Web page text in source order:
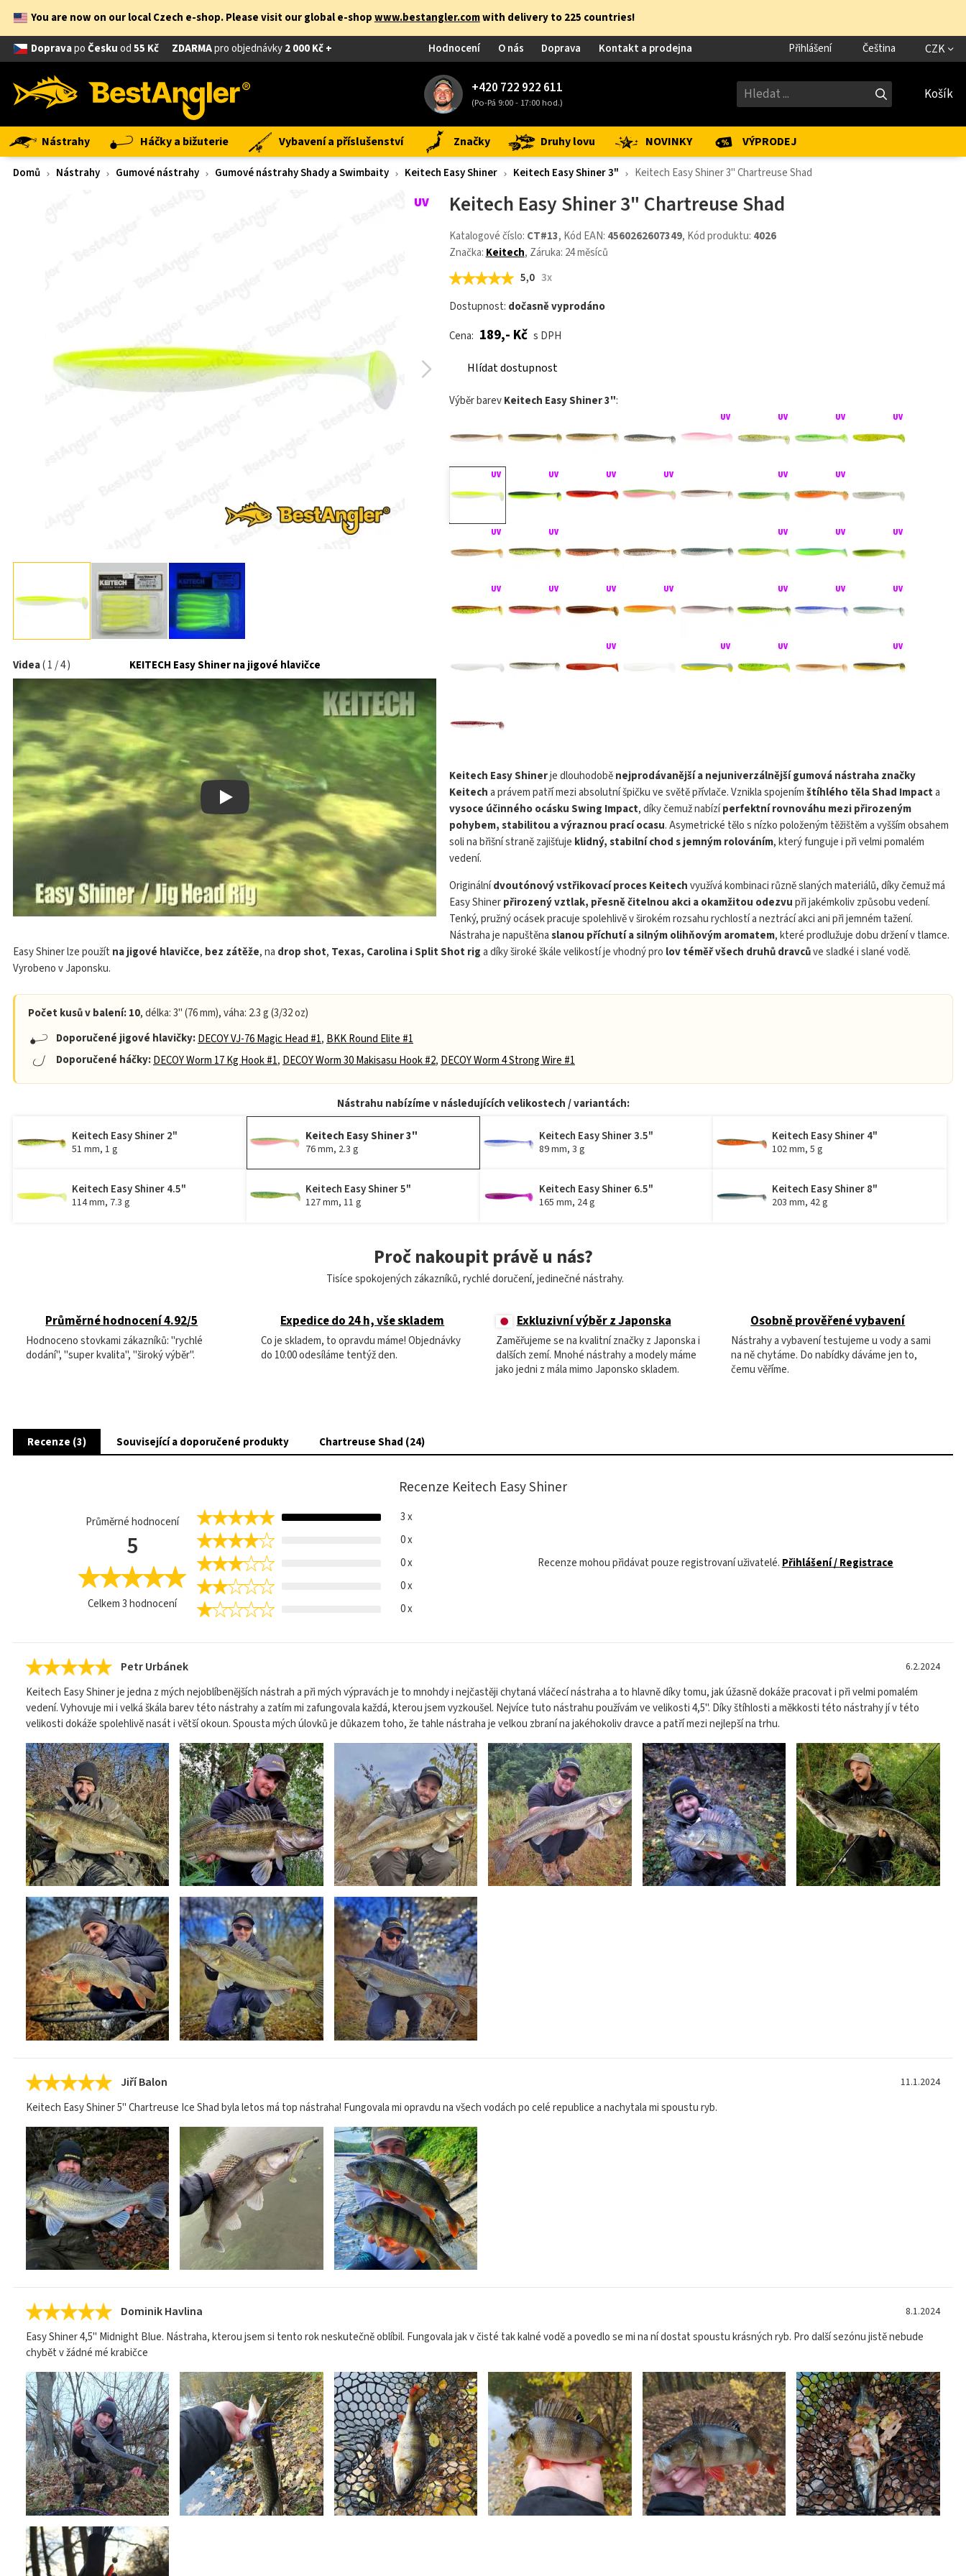
You are now on our local Czech e-shop. Please visit our global e-shopwww.bestangler.comwith delivery to 225 countries!
DopravapoČeskuod55 Kč ZDARMApro objednávky2 000 Kč + Hodnocení O nás Doprava Kontakt a prodejna Přihlášení Čeština CZK
+420 722 922 611
(Po-Pá 9:00 - 17:00 hod.) Košík
Nástrahy Háčky a bižuterie Vybavení a příslušenství Značky Druhy lovu NOVINKY VÝPRODEJ
Domů Nástrahy Gumové nástrahy Gumové nástrahy Shady a Swimbaity Keitech Easy Shiner Keitech Easy Shiner 3" Keitech Easy Shiner 3" Chartreuse Shad
Videa(1/4) KEITECH Easy Shiner na jigové hlavičce
Play
KEITECH Easy Shiner bez zátěže
Play
Keitech Easy Shiner 3" Chartreuse Shad
Katalogové číslo: CT#13, Kód EAN: 4560262607349, Kód produktu: 4026
Značka: Keitech, Záruka: 24 měsíců
5,0 3x
Dostupnost: dočasně vyprodáno
Cena: 189,- Kč s DPH
Hlídat dostupnost
Výběr barevKeitech Easy Shiner 3":
Keitech Easy Shinerje dlouhodoběnejprodávanější a nejuniverzálnější gumová nástraha značky
Keitecha právem patří mezi absolutní špičku ve světě přívlače. Vznikla spojenímštíhlého těla Shad Impacta
vysoce účinného ocásku Swing Impact, díky čemuž nabízíperfektní rovnováhu mezi přirozeným
pohybem, stabilitou a výraznou prací ocasu. Asymetrické tělo s nízko položeným těžištěm a vyšším obsahem
soli na břišní straně zajišťuje klidný, stabilní chod s jemným rolováním, který funguje i při velmi pomalém
vedení.
Originálnídvoutónový vstřikovací proces Keitechvyužívá kombinaci různě slaných materiálů, díky čemuž má
Easy Shinerpřirozený vztlak, přesně čitelnou akci a okamžitou odezvupři jakémkoliv způsobu vedení.
Tenký, pružný ocásek pracuje spolehlivě v širokém rozsahu rychlostí a neztrácí akci ani při jemném tažení.
Nástraha je napuštěnaslanou příchutí a silným olihňovým aromatem, které prodlužuje dobu držení v tlamce.
Easy Shiner lze použít na jigové hlavičce, bez zátěže, na drop shot, Texas, Carolina i Split Shot riga díky široké škále velikostí je vhodný pro lov téměř všech druhů dravcůve sladké i slané vodě.
Vyrobeno v Japonsku.
Počet kusů v balení: 10, délka: 3" (76 mm), váha: 2.3 g (3/32 oz)
Doporučené jigové hlavičky:DECOY VJ-76 Magic Head #1, BKK Round Elite #1
Doporučené háčky:DECOY Worm 17 Kg Hook #1, DECOY Worm 30 Makisasu Hook #2, DECOY Worm 4 Strong Wire #1
Nástrahu nabízíme v následujících velikostech / variantách:
Keitech Easy Shiner 2"
51 mm, 1 g
Keitech Easy Shiner 3"
76 mm, 2.3 g
Keitech Easy Shiner 3.5"
89 mm, 3 g
Keitech Easy Shiner 4"
102 mm, 5 g
Keitech Easy Shiner 4.5"
114 mm, 7.3 g
Keitech Easy Shiner 5"
127 mm, 11 g
Keitech Easy Shiner 6.5"
165 mm, 24 g
Keitech Easy Shiner 8"
203 mm, 42 g
Proč nakoupit právě u nás?
Tisíce spokojených zákazníků, rychlé doručení, jedinečné nástrahy.
Průměrné hodnocení 4.92/5
Hodnoceno stovkami zákazníků: "rychlé
dodání", "super kvalita", "široký výběr".
Expedice do 24 h, vše skladem
Co je skladem, to opravdu máme! Objednávky
do 10:00 odesíláme tentýž den.
Exkluzivní výběr z Japonska
Zaměřujeme se na kvalitní značky z Japonska i
dalších zemí. Mnohé nástrahy a modely máme
jako jedni z mála mimo Japonsko skladem.
Osobně prověřené vybavení
Nástrahy a vybavení testujeme u vody a sami
na ně chytáme. Do nabídky dáváme jen to,
čemu věříme.
Recenze (3) Související a doporučené produkty Chartreuse Shad (24)
Recenze Keitech Easy Shiner
Průměrné hodnocení
5
Celkem3hodnocení
3 x
0 x
0 x
0 x
0 x
Recenze mohou přidávat pouze registrovaní uživatelé. Přihlášení / Registrace
Petr Urbánek 6.2.2024
Keitech Easy Shiner je jedna z mých nejoblíbenějších nástrah a při mých výpravách je to mnohdy i nejčastěji chytaná vláčecí nástraha a to hlavně díky tomu, jak úžasně dokáže pracovat i při velmi pomalém
vedení. Vyhovuje mi i velká škála barev této nástrahy a zatím mi zafungovala každá, kterou jsem vyzkoušel. Nejvíce tuto nástrahu používám ve velikosti 4,5". Díky štíhlosti a měkkosti této nástrahy jí v této
velikosti dokáže spolehlivě nasát i větší okoun. Spousta mých úlovků je důkazem toho, že tahle nástraha je velkou zbraní na jakéhokoliv dravce a patří mezi nejlepší na trhu.
Jiří Balon 11.1.2024
Keitech Easy Shiner 5" Chartreuse Ice Shad byla letos má top nástraha! Fungovala mi opravdu na všech vodách po celé republice a nachytala mi spoustu ryb.
Dominik Havlina 8.1.2024
Easy Shiner 4,5" Midnight Blue. Nástraha, kterou jsem si tento rok neskutečně oblíbil. Fungovala jak v čisté tak kalné vodě a povedlo se mi na ní dostat spoustu krásných ryb. Pro další sezónu jistě nebude
chybět v žádné mé krabičce